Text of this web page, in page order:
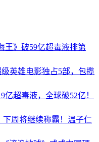
王》破59亿超毒液排第
英雄电影独占5部，包揽
超毒液，全球破52亿！
下周将继续称霸！温子仁